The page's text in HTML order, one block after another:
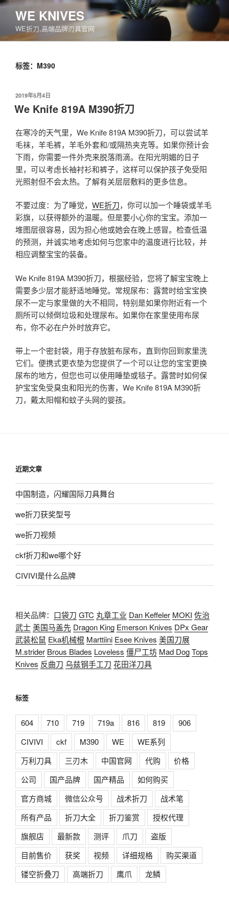
跳
容
WE KNIVES
WE折刀,高端品牌刃具官网
标签：M390
发
布
于
2019年5月4日
We Knife 819A M390折刀
在寒冷的天气里，We Knife 819A M390折刀，可以尝试羊
毛袜，羊毛裤，羊毛外套和/或隔热夹克等。如果你预计会
下雨，你需要一件外壳来脱落雨滴。在阳光明媚的日子
里，可以考虑长袖衬衫和裤子，这样可以保护孩子免受阳
光照射但不会太热。了解有关层层敷料的更多信息。
不要过度：为了睡觉， WE折刀，你可以加一个睡袋或羊毛
彩旗，以获得额外的温暖。但是要小心你的宝宝。添加一
堆图层很容易，因为担心他或她会在晚上感冒。检查低温
的预测，并诚实地考虑如何与您家中的温度进行比较，并
相应调整宝宝的装备。
We Knife 819A M390折刀，根据经验，您将了解宝宝晚上
需要多少层才能舒适地睡觉。常规尿布：露营时给宝宝换
尿不一定与家里做的大不相同，特别是如果你附近有一个
厕所可以倾倒垃圾和处理尿布。如果你在家里使用布尿
布，你不必在户外时放弃它。
带上一个密封袋，用于存放脏布尿布，直到你回到家里洗
它们。便携式更衣垫为您提供了一个可以让您的宝宝更换
尿布的地方，但您也可以使用睡垫或毯子。露营时如何保
护宝宝免受臭虫和阳光的伤害，We Knife 819A M390折
刀，戴太阳帽和蚊子头网的婴孩。
近期文章
中国制造，闪耀国际刀具舞台
we折刀获奖型号
we折刀视频
ckf折刀和we哪个好
CIVIVI是什么品牌
相关品牌： 口袋刀 GTC 丸章工业 Dan Keffeler MOKI 佐治
武士美国马盖先 Dragon King Emerson Knives DPx Gear
武装松鼠 Eka机械棍 Marttiini Esee Knives 美国刀展
M.strider Brous Blades Loveless 僵尸工坊 Mad DogTops
Knives 反曲刀 乌兹钢手工刀 花田洋刀具
标签
604 710 719 719a 816 819
906
CIVIVI
ckf M390 WE
WE系列
万利刀具
三刃木 中国官网 代购
价格
公司
国产品牌 国产精品
如何购买
官方商城
微信公众号 战术折刀
战术笔
所有产品
折刀大全 折刀鉴赏
授权代理
旗舰店
最新款 测评 爪刀
盗版
目前售价
获奖 视频 详细规格
购买渠道
镂空折叠刀
高端折刀 鹰爪 龙鳞